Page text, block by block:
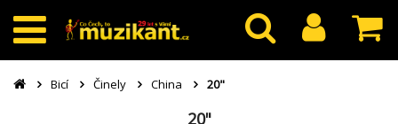
Bicí Činely China 20"
20"